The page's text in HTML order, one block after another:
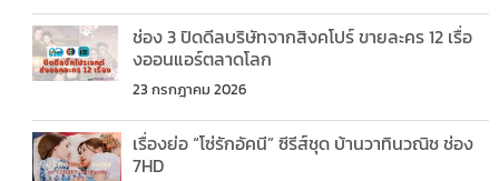
ช่อง 3 ปิดดีลบริษัทจากสิงคโปร์ ขายละคร 12 เรื่อ
งออนแอร์ตลาดโลก
23 กรกฎาคม 2026
เรื่องย่อ “โซ่รักอัคนี” ซีรีส์ชุด บ้านวาทินวณิช ช่อง
7HD